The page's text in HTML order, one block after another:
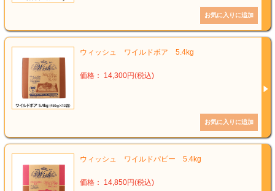
ウィッシュ ワイルドボア 5.4kg
価格： 14,300円(税込)
ウィッシュ ワイルドパピー 5.4kg
価格： 14,850円(税込)